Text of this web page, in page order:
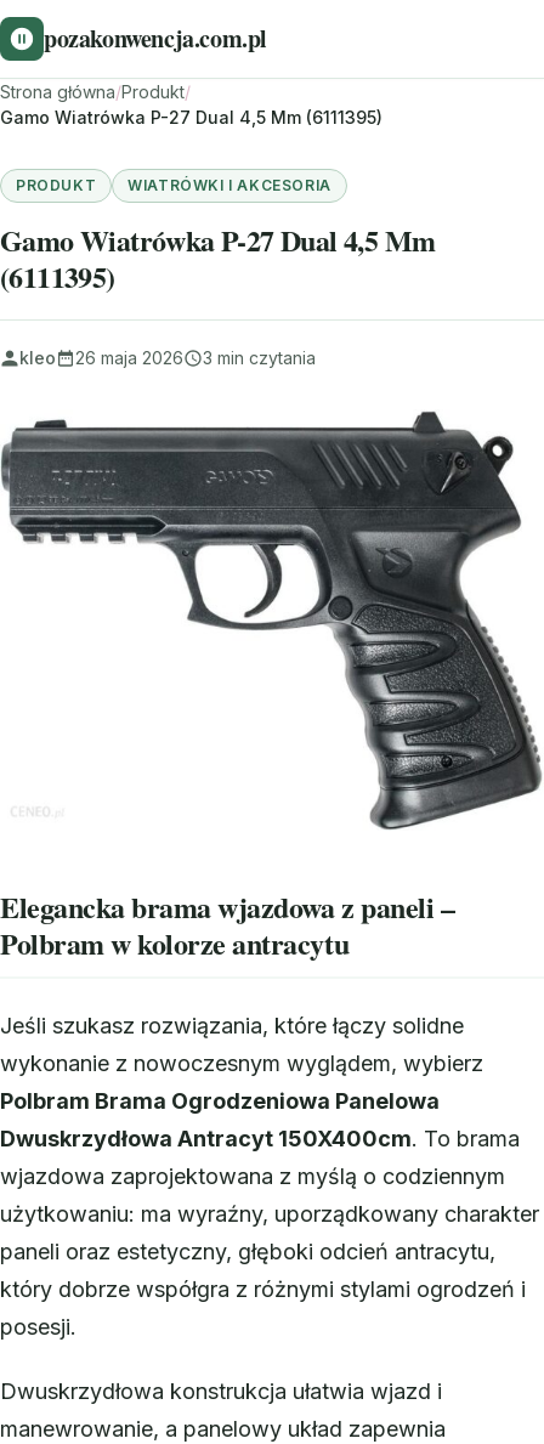
pozakonwencja.com.pl
Strona główna/Produkt/
Gamo Wiatrówka P-27 Dual 4,5 Mm (6111395)
PRODUKT WIATRÓWKI I AKCESORIA
Gamo Wiatrówka P-27 Dual 4,5 Mm
(6111395)
kleo 26 maja 2026 3 min czytania
Elegancka brama wjazdowa z paneli –
Polbram w kolorze antracytu
Jeśli szukasz rozwiązania, które łączy solidne
wykonanie z nowoczesnym wyglądem, wybierz
Polbram Brama Ogrodzeniowa Panelowa
Dwuskrzydłowa Antracyt 150X400cm. To brama
wjazdowa zaprojektowana z myślą o codziennym
użytkowaniu: ma wyraźny, uporządkowany charakter
paneli oraz estetyczny, głęboki odcień antracytu,
który dobrze współgra z różnymi stylami ogrodzeń i
posesji.
Dwuskrzydłowa konstrukcja ułatwia wjazd i
manewrowanie, a panelowy układ zapewnia